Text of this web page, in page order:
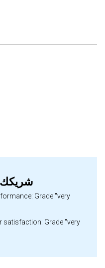
شريكك
Grade "very
satisfaction: Grade "very